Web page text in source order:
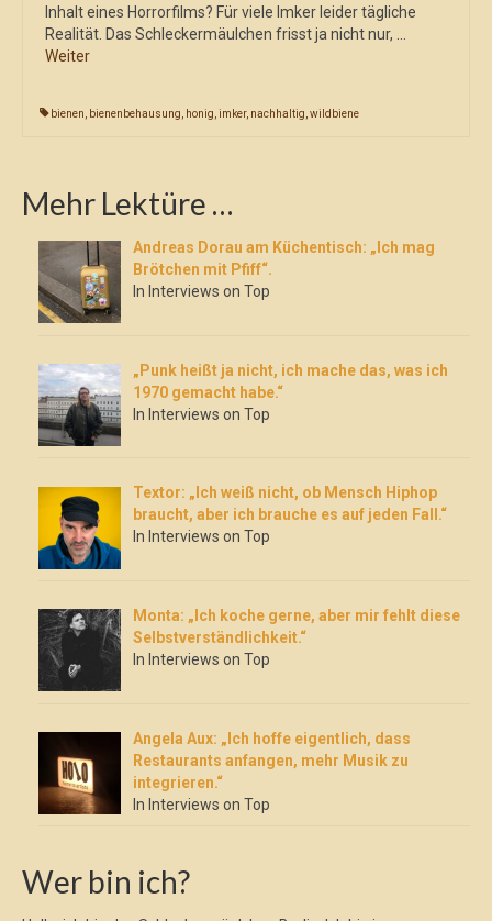
Inhalt eines Horrorfilms? Für viele Imker leider tägliche
Realität. Das Schleckermäulchen frisst ja nicht nur, …
Weiter
bienen bienenbehausung honig imker, nachhaltig wildbiene
Mehr Lektüre …
Andreas Dorau am Küchentisch: „Ich mag
Brötchen mit Pfiff“.
In Interviews on Top
„Punk heißt ja nicht, ich mache das, was ich
1970 gemacht habe.“
In Interviews on Top
Textor: „Ich weiß nicht, ob Mensch Hiphop
braucht, aber ich brauche es auf jeden Fall.“
In Interviews on Top
Monta: „Ich koche gerne, aber mir fehlt diese
Selbstverständlichkeit.“
In Interviews on Top
Angela Aux: „Ich hoffe eigentlich, dass
Restaurants anfangen, mehr Musik zu
integrieren.“
In Interviews on Top
Wer bin ich?